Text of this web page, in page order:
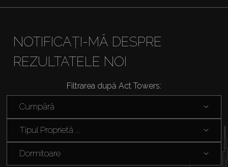
NOTIFICAȚI-MĂ DESPRE
REZULTATELE NOI
Filtrarea după Act Towers:
Cumpără
Tipul Proprietă ...
Dormitoare